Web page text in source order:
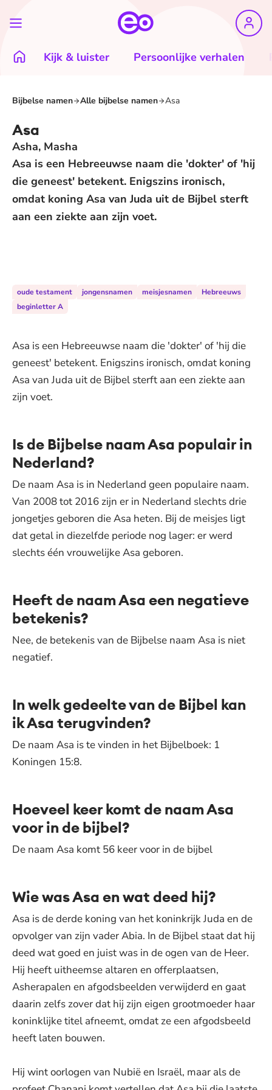
Kijk & luister Persoonlijke verhalen
Bijbelse namen Alle bijbelse namen Asa
Asa
Asha, Masha
Asa is een Hebreeuwse naam die 'dokter' of 'hij
die geneest' betekent. Enigszins ironisch,
omdat koning Asa van Juda uit de Bijbel sterft
aan een ziekte aan zijn voet.
oude testament jongensnamen meisjesnamen
Hebreeuws
beginletter A
Asa is een Hebreeuwse naam die 'dokter' of 'hij die
geneest' betekent. Enigszins ironisch, omdat koning
Asa van Juda uit de Bijbel sterft aan een ziekte aan
zijn voet.
Is de Bijbelse naam Asa populair in
Nederland?
De naam Asa is in Nederland geen populaire naam.
Van 2008 tot 2016 zijn er in Nederland slechts drie
jongetjes geboren die Asa heten. Bij de meisjes ligt
dat getal in diezelfde periode nog lager: er werd
slechts één vrouwelijke Asa geboren.
Heeft de naam Asa een negatieve
betekenis?
Nee, de betekenis van de Bijbelse naam Asa is niet
negatief.
In welk gedeelte van de Bijbel kan
ik Asa terugvinden?
De naam Asa is te vinden in het Bijbelboek: 1
Koningen 15:8.
Hoeveel keer komt de naam Asa
voor in de bijbel?
De naam Asa komt 56 keer voor in de bijbel
Wie was Asa en wat deed hij?
Asa is de derde koning van het koninkrijk Juda en de
opvolger van zijn vader Abia. In de Bijbel staat dat hij
deed wat goed en juist was in de ogen van de Heer.
Hij heeft uitheemse altaren en offerplaatsen,
Asherapalen en afgodsbeelden verwijderd en gaat
daarin zelfs zover dat hij zijn eigen grootmoeder haar
koninklijke titel afneemt, omdat ze een afgodsbeeld
heeft laten bouwen.
Hij wint oorlogen van Nubië en Israël, maar als de